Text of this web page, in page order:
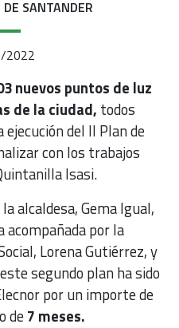
SANTANDER
2022
nuevos puntos de luz
de la ciudad, todos
del II Plan de
con los trabajos
Isasi.
alcaldesa, Gema Igual,
por la
Lorena Gutiérrez, y
segundo plan ha sido
por un importe de
de7 meses.